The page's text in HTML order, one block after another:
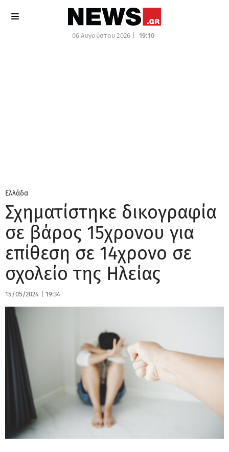
06 Αυγούστου 2026 | 19:10
Ελλάδα
Σχηματίστηκε δικογραφία
σε βάρος 15χρονου για
επίθεση σε 14χρονο σε
σχολείο της Ηλείας
15/05/2024 19:34